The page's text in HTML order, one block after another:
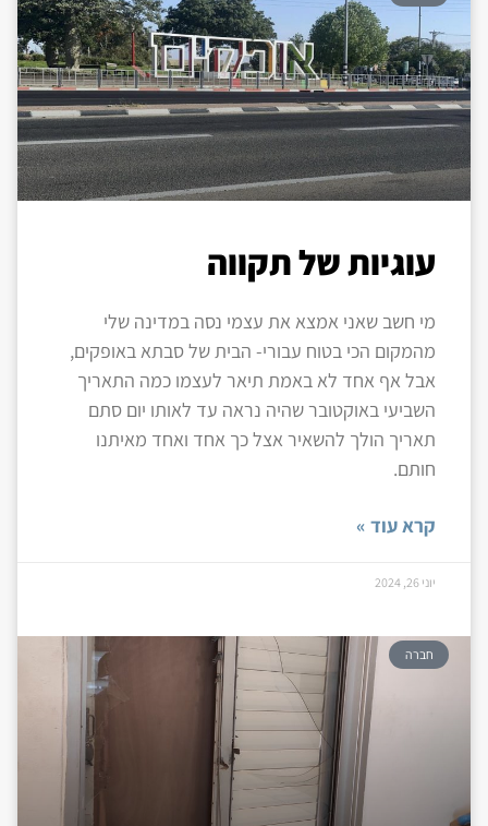
עוגיות של תקווה
מי חשב שאני אמצא את עצמי נסה במדינה שלי
מהמקום הכי בטוח עבורי- הבית של סבתא באופקים,
אבל אף אחד לא באמת תיאר לעצמו כמה התאריך
השביעי באוקטובר שהיה נראה עד לאותו יום סתם
תאריך הולך להשאיר אצל כך אחד ואחד מאיתנו
חותם.
קרא עוד »
יוני 26, 2024
חברה